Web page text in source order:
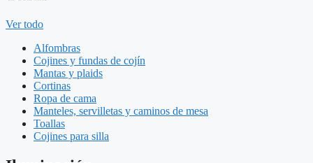
Ver todo
Alfombras
Cojines y fundas de cojín
Mantas y plaids
Cortinas
Ropa de cama
Manteles, servilletas y caminos de mesa
Toallas
Cojines para silla